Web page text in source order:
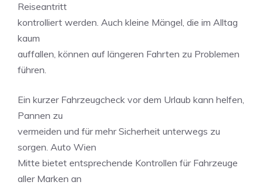
Reiseantritt
kontrolliert werden. Auch kleine Mängel, die im Alltag
kaum
auffallen, können auf längeren Fahrten zu Problemen
führen.
Ein kurzer Fahrzeugcheck vor dem Urlaub kann helfen,
Pannen zu
vermeiden und für mehr Sicherheit unterwegs zu
sorgen. Auto Wien
Mitte bietet entsprechende Kontrollen für Fahrzeuge
aller Marken an